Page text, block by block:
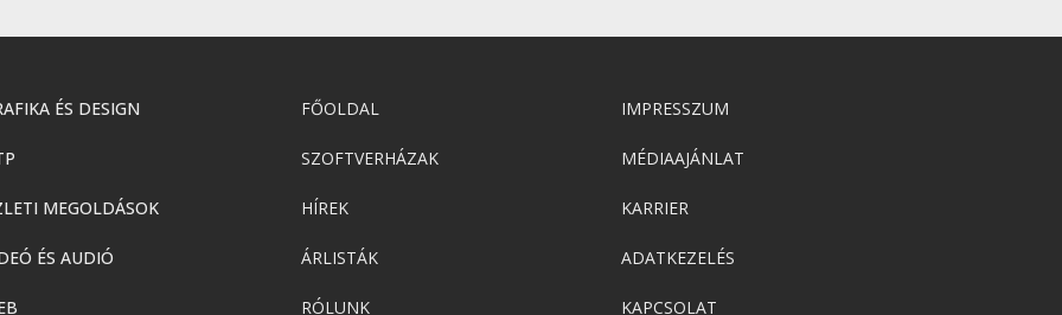
ÉS DESIGN
MEGOLDÁSOK
ÉS AUDIÓ
FŐOLDAL
SZOFTVERHÁZAK
HÍREK
ÁRLISTÁK
RÓLUNK
IMPRESSZUM
MÉDIAAJÁNLAT
KARRIER
ADATKEZELÉS
KAPCSOLAT